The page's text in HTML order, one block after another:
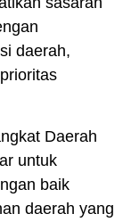
daerah,
Daerah
untuk
baik
daerah yang